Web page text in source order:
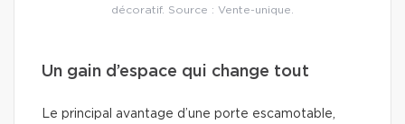
décoratif. Source : Vente-unique.
Un gain d’espace qui change tout
Le principal avantage d’une porte escamotable,